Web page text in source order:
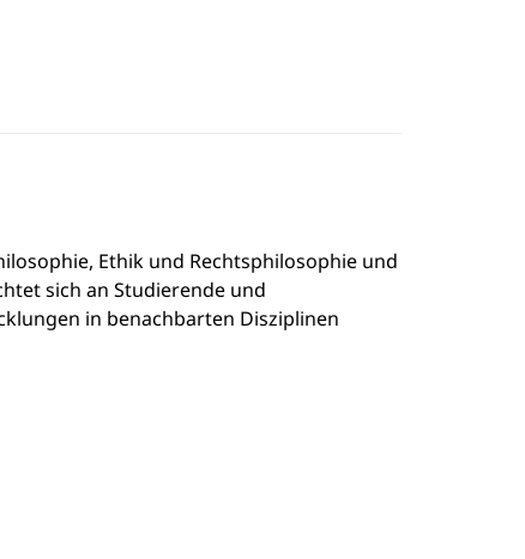
Ethik und Rechtsphilosophie und
sich an Studierende und
in benachbarten Disziplinen